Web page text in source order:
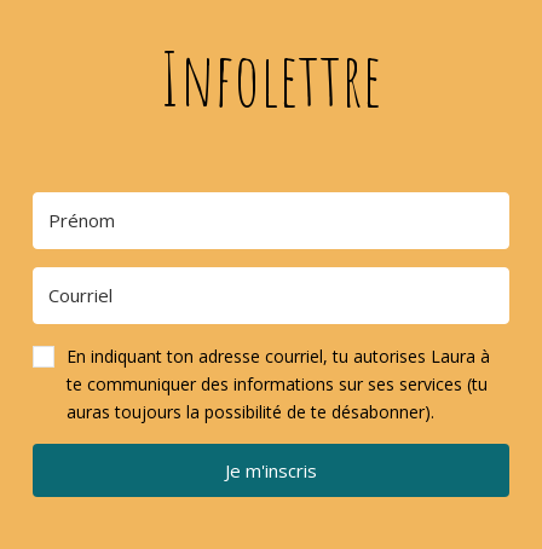
Infolettre
En indiquant ton adresse courriel, tu autorises Laura à
te communiquer des informations sur ses services (tu
auras toujours la possibilité de te désabonner).
Je m'inscris